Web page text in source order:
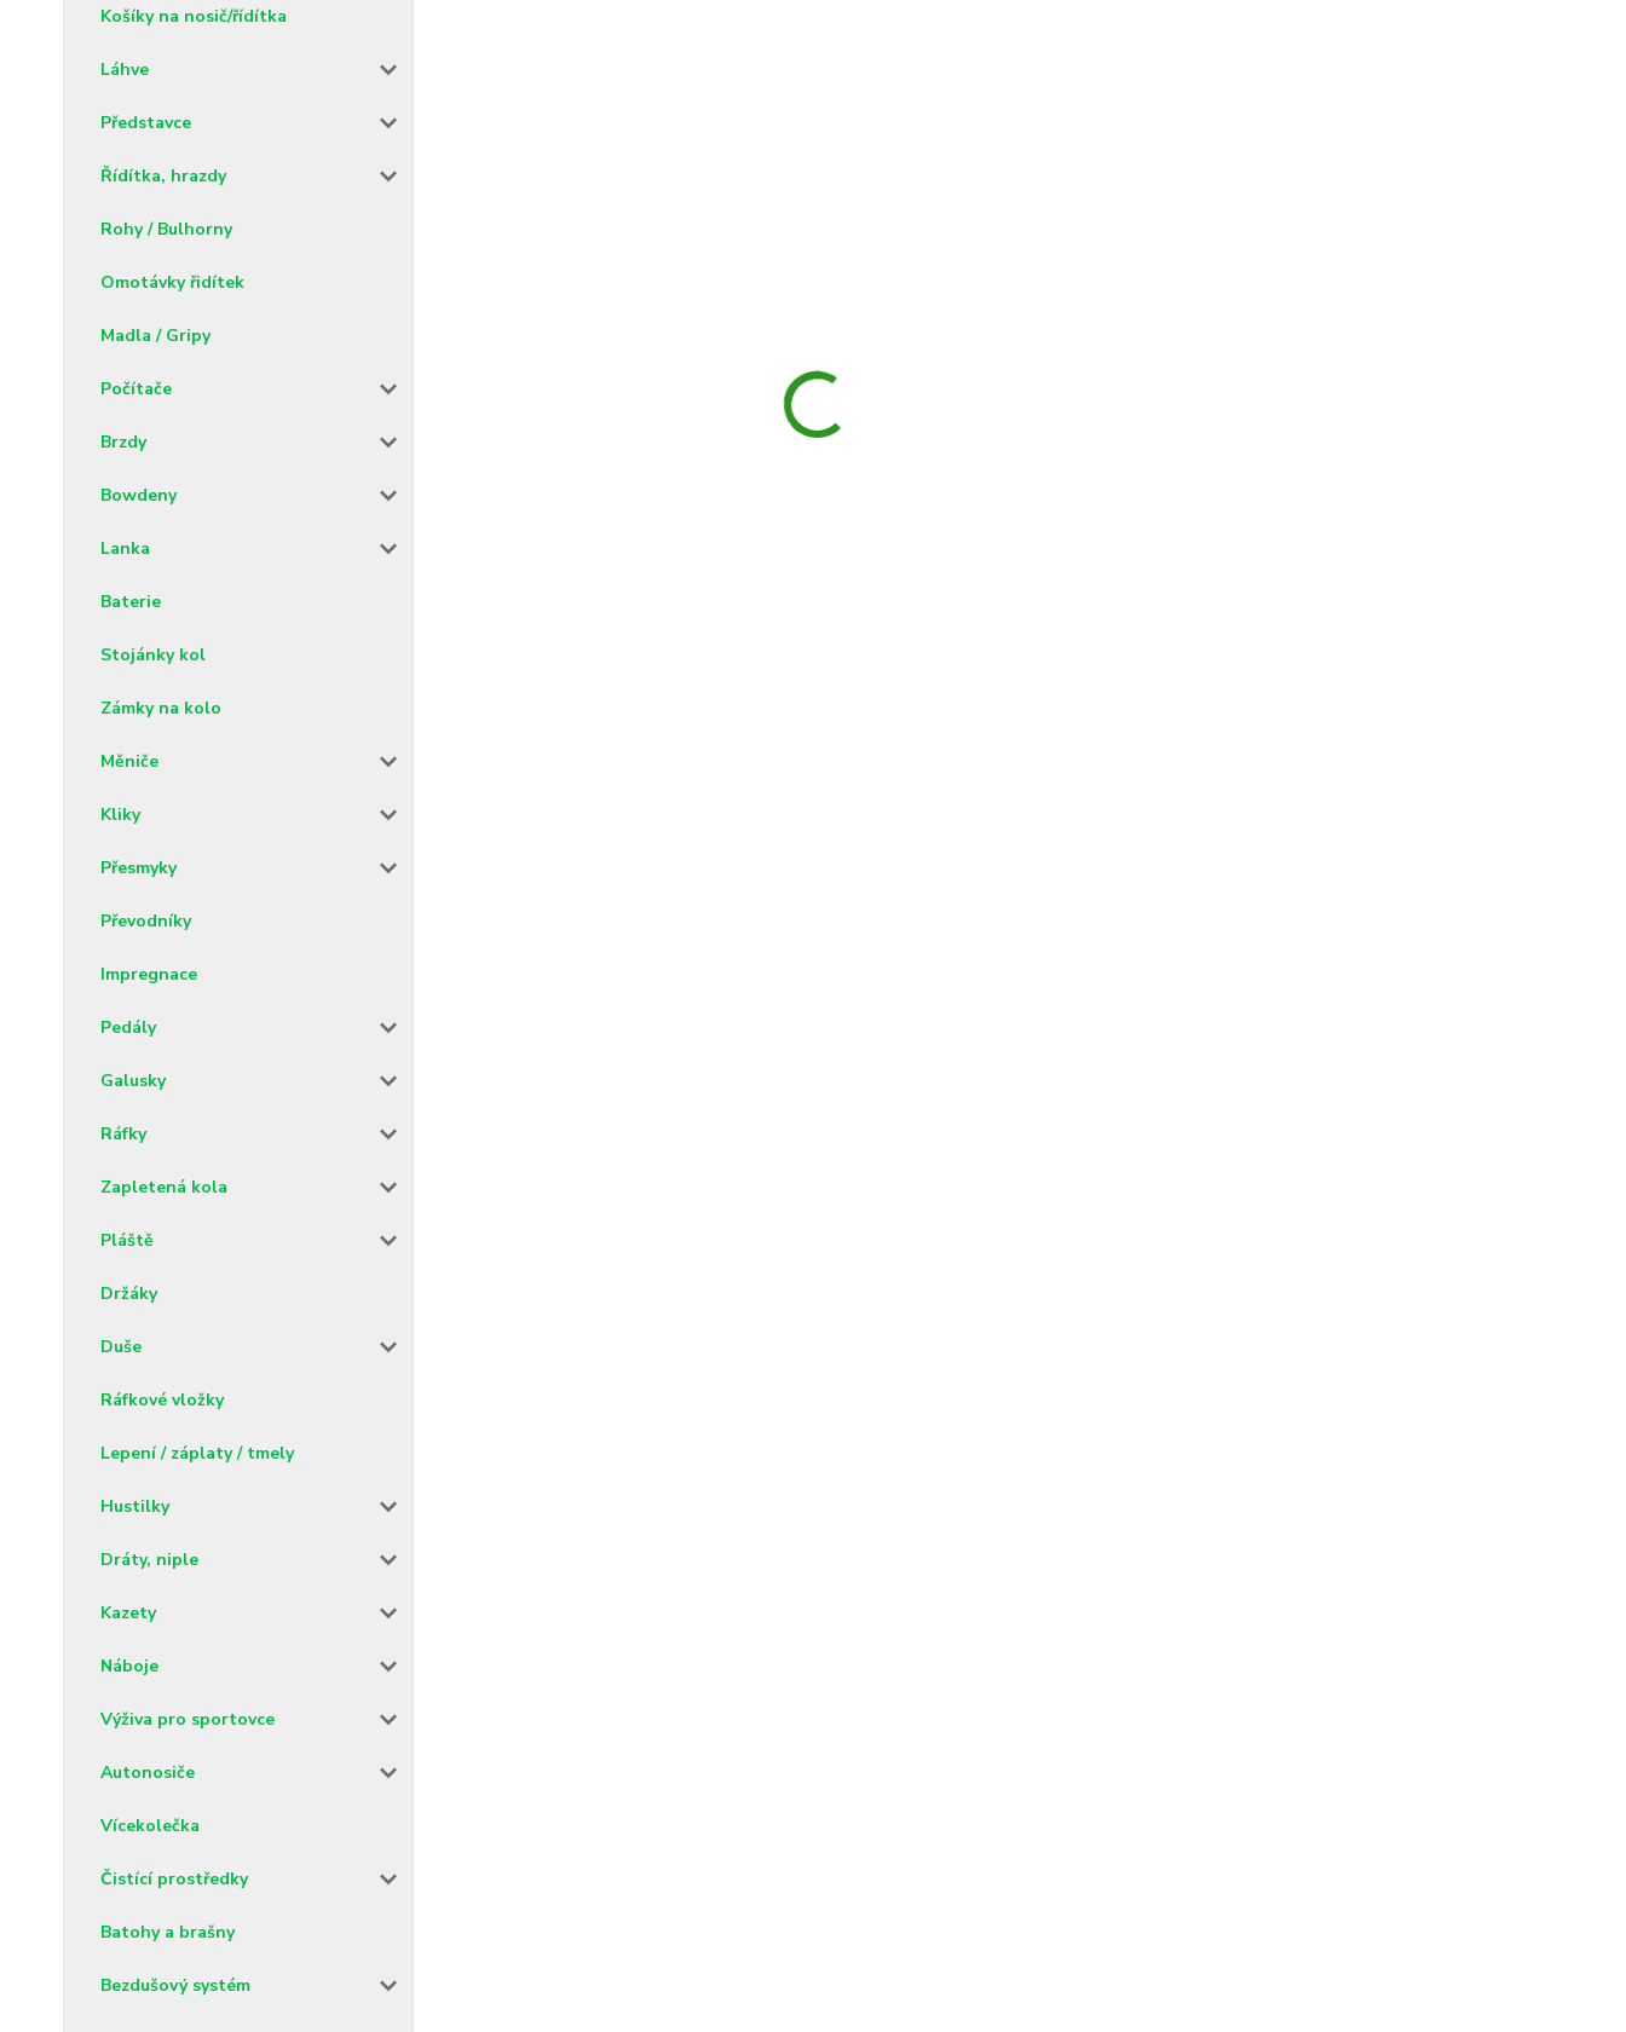
Košíky na nosič/řídítka
Láhve
Představce
Řídítka, hrazdy
Rohy / Bulhorny
Omotávky řidítek
Madla / Gripy
Počítače
Brzdy
Bowdeny
Lanka
Baterie
Stojánky kol
Zámky na kolo
Měniče
Kliky
Přesmyky
Převodníky
Impregnace
Pedály
Galusky
Ráfky
Zapletená kola
Pláště
Držáky
Duše
Ráfkové vložky
Lepení / záplaty / tmely
Hustilky
Dráty, niple
Kazety
Náboje
Výživa pro sportovce
Autonosiče
Vícekolečka
Čistící prostředky
Batohy a brašny
Bezdušový systém